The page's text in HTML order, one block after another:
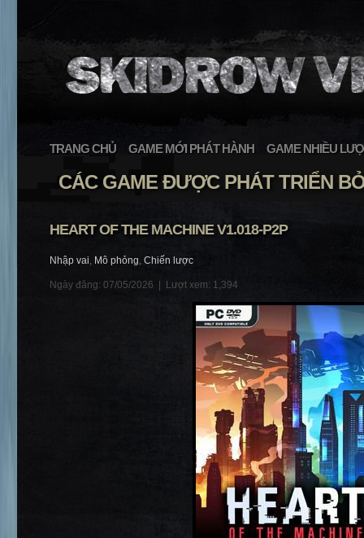
TRANG CHỦ GAME MỚI PHÁT HÀNH GAME NHIỀU
CÁC GAME ĐƯỢC PHÁT TRIỂN
HEART OF THE MACHINE V1.018-P2P
Nhập vai, Mô phỏng, Chiến lược
Ngày đăng: 07/05/2026 | Lượt xem: 1,394